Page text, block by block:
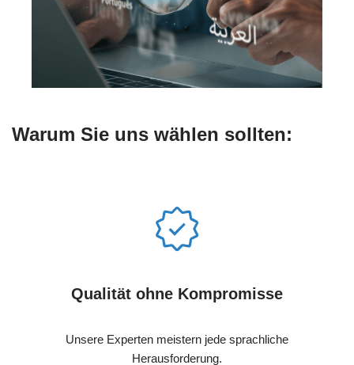
Warum Sie uns wählen sollten:
Qualität ohne Kompromisse
Unsere Experten meistern jede sprachliche
Herausforderung.